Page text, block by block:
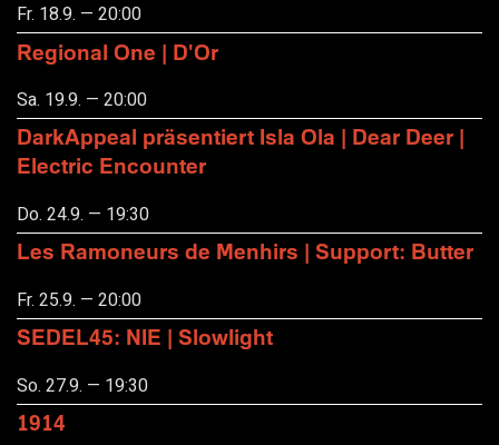
Fr. 18.9. — 20:00
Regional One | D'Or
Sa. 19.9. — 20:00
DarkAppeal präsentiert Isla Ola | Dear Deer |
Electric Encounter
Do. 24.9. — 19:30
Les Ramoneurs de Menhirs | Support: Butter
Fr. 25.9. — 20:00
SEDEL45: NIE | Slowlight
So. 27.9. — 19:30
1914